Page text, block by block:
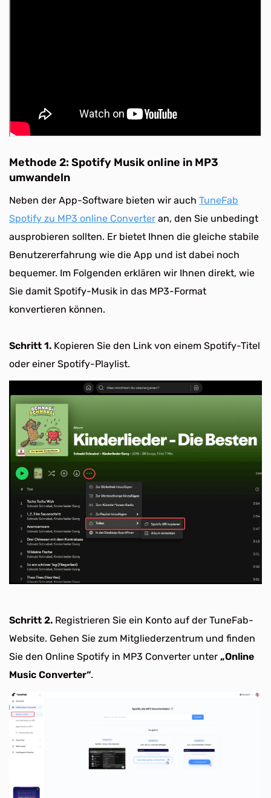
Methode 2: Spotify Musik online in MP3
umwandeln
Neben der App-Software bieten wir auch TuneFab
Spotify zu MP3 online Converter an, den Sie unbedingt
ausprobieren sollten. Er bietet Ihnen die gleiche stabile
Benutzererfahrung wie die App und ist dabei noch
bequemer. Im Folgenden erklären wir Ihnen direkt, wie
Sie damit Spotify-Musik in das MP3-Format
konvertieren können.
Schritt 1. Kopieren Sie den Link von einem Spotify-Titel
oder einer Spotify-Playlist.
Schritt 2. Registrieren Sie ein Konto auf der TuneFab-
Website. Gehen Sie zum Mitgliederzentrum und finden
Sie den Online Spotify in MP3 Converter unter „Online
Music Converter“.